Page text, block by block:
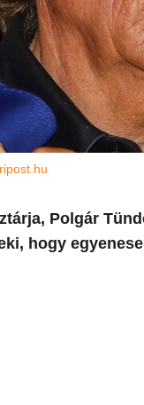
Polgár
hogy